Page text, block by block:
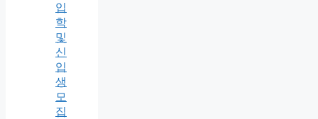
입
학
및
신
입
생
모
집